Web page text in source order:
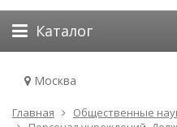
Каталог
Москва
Главная
Общественные